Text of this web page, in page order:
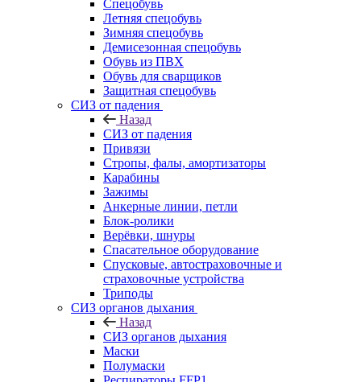
Спецобувь
Летняя спецобувь
Зимняя спецобувь
Демисезонная спецобувь
Обувь из ПВХ
Обувь для сварщиков
Защитная спецобувь
СИЗ от падения
Назад
СИЗ от падения
Привязи
Стропы, фалы, амортизаторы
Карабины
Зажимы
Анкерные линии, петли
Блок-ролики
Верёвки, шнуры
Спасательное оборудование
Спусковые, автостраховочные и
страховочные устройства
Триподы
СИЗ органов дыхания
Назад
СИЗ органов дыхания
Маски
Полумаски